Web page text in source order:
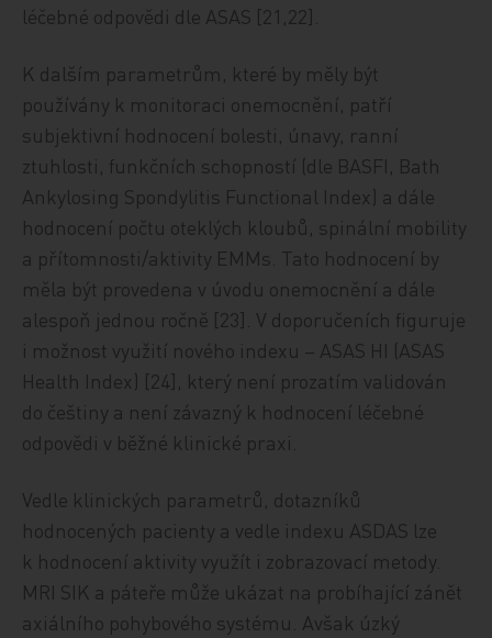
léčebné odpovědi dle ASAS [21,22].
K dalším parametrům, které by měly být
používány k monitoraci onemocnění, patří
subjektivní hodnocení bolesti, únavy, ranní
ztuhlosti, funkčních schopností (dle BASFI, Bath
Ankylosing Spondylitis Functional Index) a dále
hodnocení počtu oteklých kloubů, spinální mobility
a přítomnosti/aktivity EMMs. Tato hodnocení by
měla být provedena v úvodu onemocnění a dále
alespoň jednou ročně [23]. V doporučeních figuruje
i možnost využití nového indexu – ASAS HI (ASAS
Health Index) [24], který není prozatím validován
do češtiny a není závazný k hodnocení léčebné
odpovědi v běžné klinické praxi.
Vedle klinických parametrů, dotazníků
hodnocených pacienty a vedle indexu ASDAS lze
k hodnocení aktivity využít i zobrazovací metody.
MRI SIK a páteře může ukázat na probíhající zánět
axiálního pohybového systému. Avšak úzký